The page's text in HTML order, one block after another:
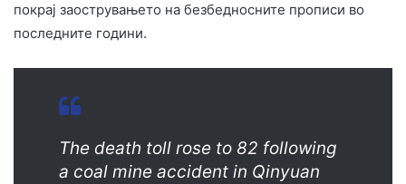
покрај заострувањето на безбедносните прописи во
последните години.
The death toll rose to 82 following
a coal mine accident in Qinyuan